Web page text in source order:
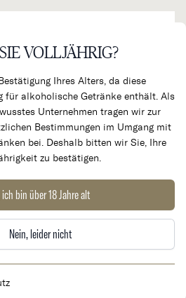
VOLLJÄHRIG?
Ihres Alters, da diese
für alkoholische Getränke enthält. Als
Unternehmen tragen wir zur
Bestimmungen im Umgang mit
bei. Deshalb bitten wir Sie, Ihre
zu bestätigen.
ich bin über 18 Jahre alt
Nein, leider nicht
Kundenkonto Warenkorb
Carillon
Region
Burgund, Côte de Beaune